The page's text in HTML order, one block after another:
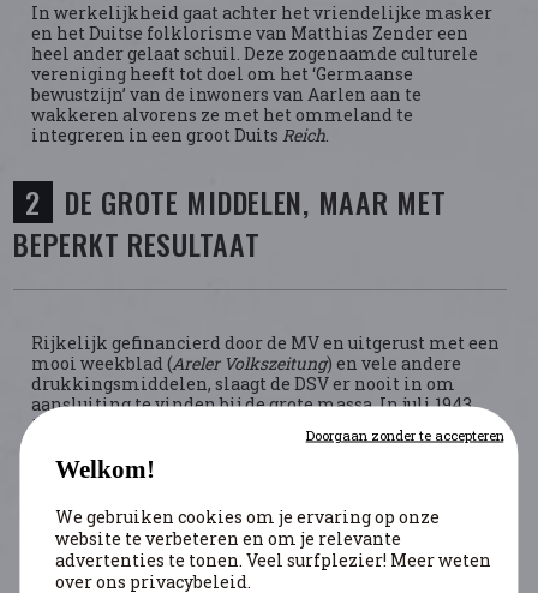
In werkelijkheid gaat achter het vriendelijke masker
en het Duitse folklorisme van Matthias Zender een
heel ander gelaat schuil. Deze zogenaamde culturele
vereniging heeft tot doel om het ‘Germaanse
bewustzijn’ van de inwoners van Aarlen aan te
wakkeren alvorens ze met het ommeland te
integreren in een groot DuitsReich.
DE GROTE MIDDELEN, MAAR MET
BEPERKT RESULTAAT
Rijkelijk gefinancierd door de MV en uitgerust met een
mooi weekblad (Areler Volkszeitung) en vele andere
drukkingsmiddelen, slaagt de DSV er nooit in om
aansluiting te vinden bij de grote massa. In juli 1943
telt de beweging 951 aangesloten leden en een
beschermcomité van 23 leden. De overgrote
meerderheid van de plaatselijke folkloristen bleef
potdoof voor haar avances.
BIBLIOGRAFIE
Welkom!
We gebruiken cookies om je ervaring op onze
website te verbeteren en om je relevante
advertenties te tonen. Veel surfplezier! Meer weten
over ons privacybeleid.
Doorgaan zonder te accepteren